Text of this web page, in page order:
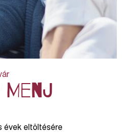
Menj
évek eltöltésére